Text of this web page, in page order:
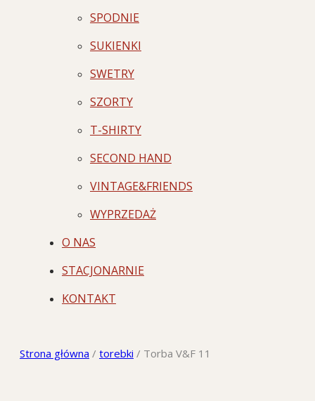
SPODNIE
SUKIENKI
SWETRY
SZORTY
T-SHIRTY
SECOND HAND
VINTAGE&FRIENDS
WYPRZEDAŻ
O NAS
STACJONARNIE
KONTAKT
Strona główna / torebki / Torba V&F 11